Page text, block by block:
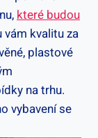
které budou
vám kvalitu za
plastové
na trhu.
vybavení se